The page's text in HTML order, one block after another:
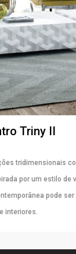
Triny II
tridimensionais
por um estilo de
pode
interiores.